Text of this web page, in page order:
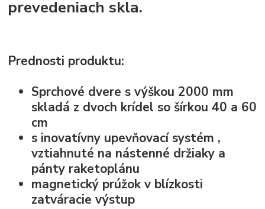
prevedeniach skla.
Prednosti produktu:
Sprchové dvere s výškou 2000 mm
skladá z dvoch krídel so šírkou 40 a 60
cm
s inovatívny upevňovací systém ,
vztiahnuté na nástenné držiaky a
pánty raketoplánu
magnetický prúžok v blízkosti
zatváracie výstup